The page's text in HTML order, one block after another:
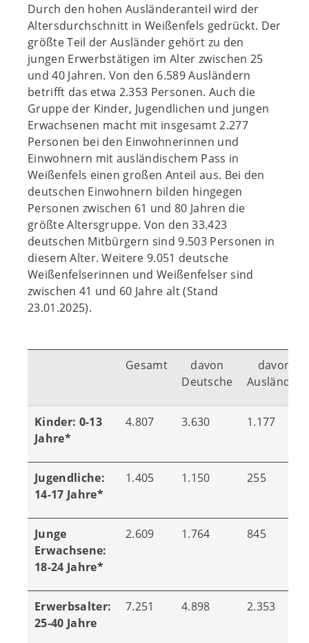
Durch den hohen Ausländeranteil wird der
Altersdurchschnitt in Weißenfels gedrückt. Der
größte Teil der Ausländer gehört zu den
jungen Erwerbstätigen im Alter zwischen 25
und 40 Jahren. Von den 6.589 Ausländern
betrifft das etwa 2.353 Personen. Auch die
Gruppe der Kinder, Jugendlichen und jungen
Erwachsenen macht mit insgesamt 2.277
Personen bei den Einwohnerinnen und
Einwohnern mit ausländischem Pass in
Weißenfels einen großen Anteil aus. Bei den
deutschen Einwohnern bilden hingegen
Personen zwischen 61 und 80 Jahren die
größte Altersgruppe. Von den 33.423
deutschen Mitbürgern sind 9.503 Personen in
diesem Alter. Weitere 9.051 deutsche
Weißenfelserinnen und Weißenfelser sind
zwischen 41 und 60 Jahre alt (Stand
23.01.2025).
Gesamt
davon
Deutsche
davon
Ausländer
Kinder: 0-13
Jahre*
4.807 3.630 1.177
Jugendliche:
14-17 Jahre*
1.405 1.150 255
Junge
Erwachsene:
18-24 Jahre*
2.609 1.764 845
Erwerbsalter:
25-40 Jahre
7.251 4.898 2.353